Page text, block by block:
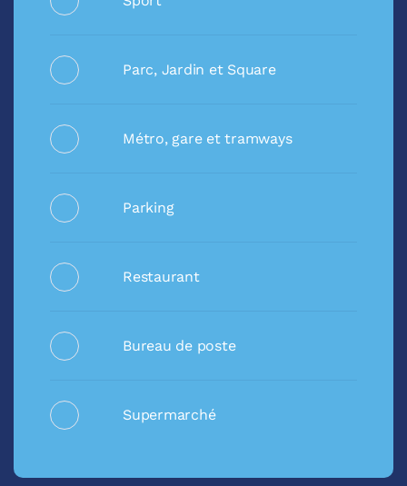
Parc, Jardin et Square
Métro, gare et tramways
Parking
Restaurant
Bureau de poste
Supermarché